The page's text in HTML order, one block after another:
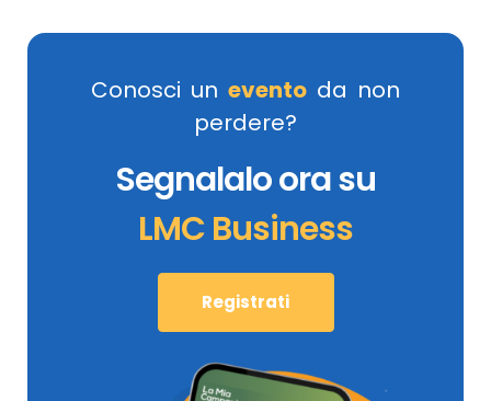
Conosci un evento da non
perdere?
Segnalalo ora su
LMC Business
Registrati